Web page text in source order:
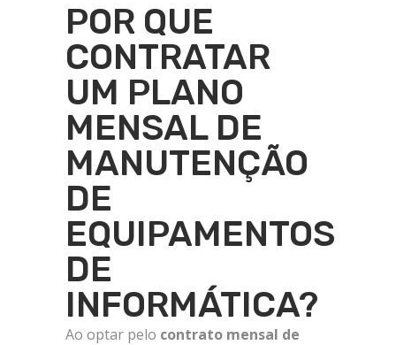
POR QUE
CONTRATAR
UM PLANO
MENSAL DE
MANUTENÇÃO
DE
EQUIPAMENTOS
DE
INFORMÁTICA?
Ao optar pelo contrato mensal de